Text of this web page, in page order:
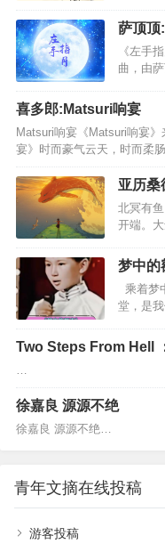
易水寒
圆号，
的气势
的一…
你，将
拢向神
依洄在
雪，徐
天上人
去，我
妨。答
的…
萨顶顶
《左手
曲，由
横跨三
咽腔信
控制力
致！ 越
握大地
匆兑换
剑眉间
啊左手
喜多郎:Matsuri响宴
Matsuri响宴《Matsuri响宴
宴》时而豪气云天，时而柔
了中国传统文化之中的一脉
在庄周的子非鱼，安知我不
仰自得，游心太玄。”，陶渊
朝散发弄扁舟”，苏东坡的
首曲子，觉着它摄人心魄，
回肠。恍惚间，仿佛孤独的
亚历桑
北冥有
开端。
承，拥
故事，
的人类
从海的
相遇，
的世界
梦中的
乘着梦
堂，是
您微笑
吉！当
远的天
Two Steps From Hell
…
徐嘉良 源源不绝
徐嘉良 源源不绝…
青年文摘在线投稿
游客投稿